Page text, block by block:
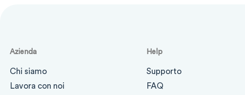
Azienda
Chi siamo
Lavora con noi
Help
Supporto
FAQ